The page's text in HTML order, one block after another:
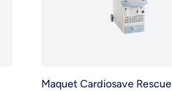
Maquet Cardiosave Rescue